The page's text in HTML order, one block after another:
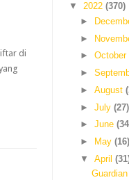
di
▼2022(370)
►
►
► October
►
► August
► July (27)
► June
►
May (16)
▼ April